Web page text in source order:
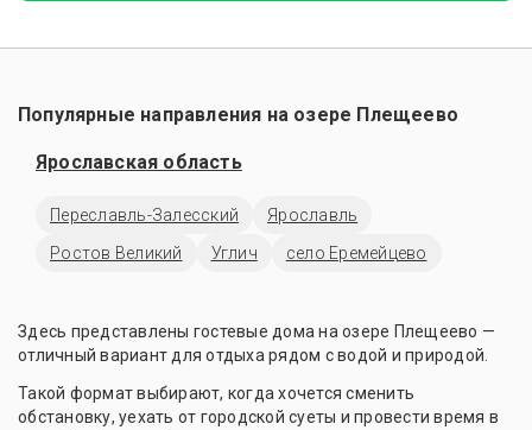
Популярные направления на озере Плещеево
Ярославская область
Переславль-Залесский
Ярославль
Ростов Великий
Углич село Еремейцево
Здесь представлены гостевые дома на озере Плещеево —
отличный вариант для отдыха рядом с водой и природой.
Такой формат выбирают, когда хочется сменить
обстановку, уехать от городской суеты и провести время в